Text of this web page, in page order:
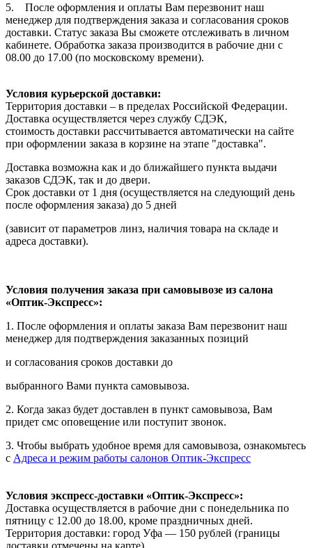
5. После оформления и оплаты Вам перезвонит наш
менеджер для подтверждения заказа и согласования сроков
доставки. Статус заказа Вы сможете отслеживать в личном
кабинете. Обработка заказа производится в рабочие дни с
08.00 до 17.00 (по московскому времени).
Условия курьерской доставки:
Территория доставки – в пределах Российской Федерации.
Доставка осуществляется через службу СДЭК,
стоимость доставки рассчитывается автоматически на сайте
при оформлении заказа в корзине на этапе "доставка".
Доставка возможна как и до ближайшего пункта выдачи
заказов СДЭК, так и до двери.
Срок доставки от 1 дня (осуществляется на следующий день
после оформления заказа) до 5 дней
(зависит от параметров линз, наличия товара на складе и
адреса доставки).
Условия получения заказа при самовывозе из салона
«Оптик-Экспресс»:
1. После оформления и оплаты заказа Вам перезвонит наш
менеджер для подтверждения заказанных позиций
и согласования сроков доставки до
выбранного Вами пункта самовывоза.
2. Когда заказ будет доставлен в пункт самовывоза, Вам
придет смс оповещение или поступит звонок.
3. Чтобы выбрать удобное время для самовывоза, ознакомьтесь
с Адреса и режим работы салонов Оптик-Экспресс
Условия экспресс-доставки «Оптик-Экспресс»:
Доставка осуществляется в рабочие дни с понедельника по
пятницу с 12.00 до 18.00, кроме праздничных дней.
Территория доставки: город Уфа — 150 рублей (границы
доставки отмечены на карте).